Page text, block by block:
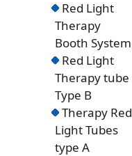
Red Light
Therapy
Booth System
Red Light
Therapy tube
Type B
Therapy Red
Light Tubes
type A